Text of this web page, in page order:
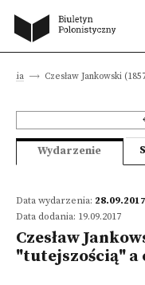
Czesław Jankowski
Wydarzenie
Data wydarzenia:
Data dodania: 19.09.2017
Czesław
"tutejszością" a